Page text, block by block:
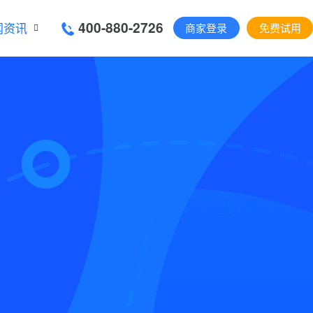
讯 400-880-2726 商家登录 免费试用